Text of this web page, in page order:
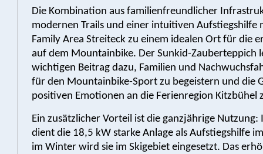
Die Kombination aus familienfreundlicher
modernen Trails und einer intuitiven Aufstiegshilfe
Family Area Streiteck zu einem idealen Ort für die
auf dem Mountainbike. Der Sunkid-Zauberteppich
wichtigen Beitrag dazu, Familien und
für den Mountainbike-Sport zu begeistern und die
positiven Emotionen an die Ferienregion Kitzbühel
Ein zusätzlicher Vorteil ist die ganzjährige Nutzung:
dient die 18,5 kW starke Anlage als Aufstiegshilfe
im Winter wird sie im Skigebiet eingesetzt. Das